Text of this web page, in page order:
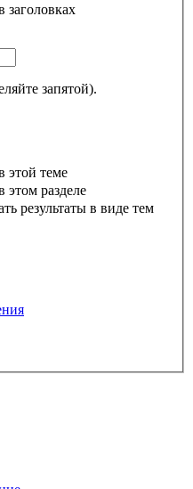
заголовках
запятой).
этой теме
этом разделе
результаты в виде тем